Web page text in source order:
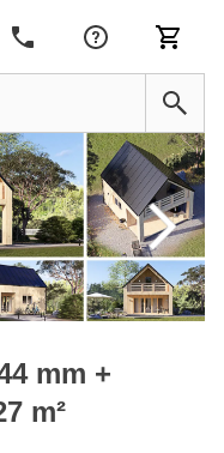
mm +
m²